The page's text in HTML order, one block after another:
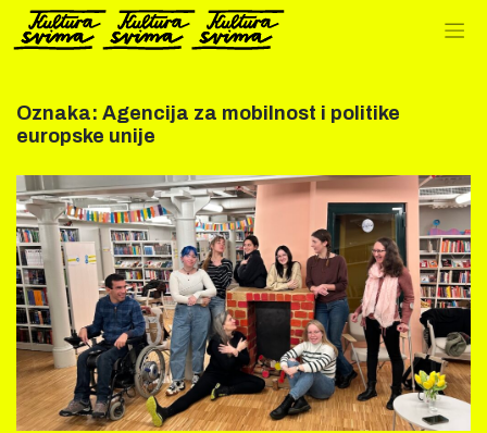
Preskoči
sadržaj
Oznaka: Agencija za mobilnost i politike
europske unije